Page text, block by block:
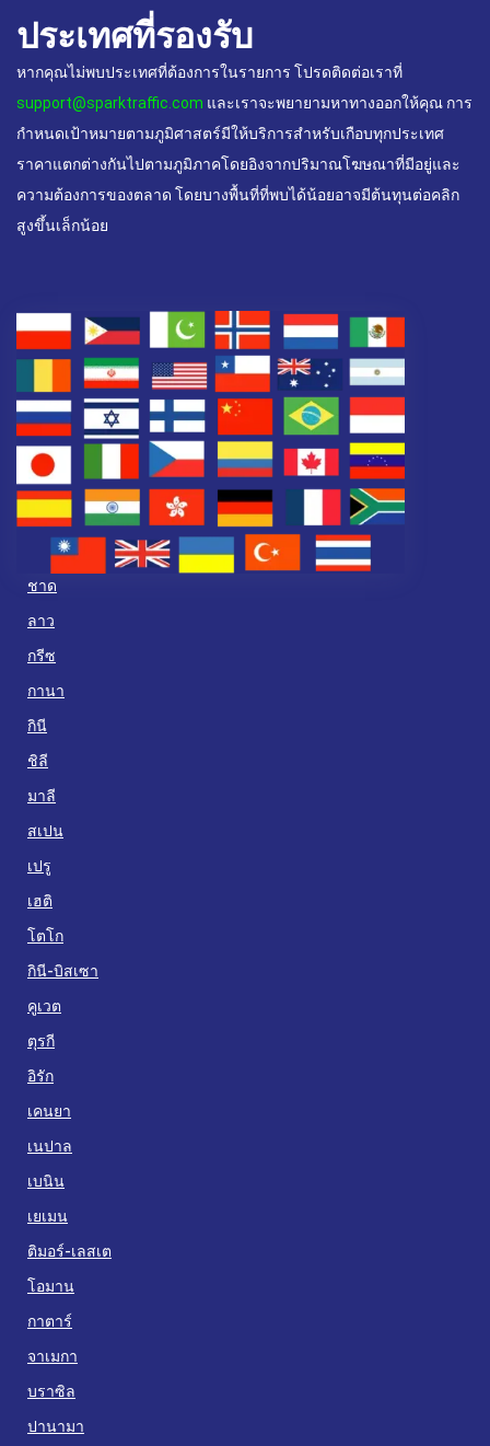
ประเทศที่รองรับ
หากคุณไม่พบประเทศที่ต้องการในรายการ โปรดติดต่อเราที่
support@sparktraffic.com และเราจะพยายามหาทางออกให้คุณ การ
กำหนดเป้าหมายตามภูมิศาสตร์มีให้บริการสำหรับเกือบทุกประเทศ
ราคาแตกต่างกันไปตามภูมิภาคโดยอิงจากปริมาณโฆษณาที่มีอยู่และ
ความต้องการของตลาด โดยบางพื้นที่ที่พบได้น้อยอาจมีต้นทุนต่อคลิก
สูงขึ้นเล็กน้อย
ชาด
ลาว
กรีซ
กานา
กินี
ชิลี
มาลี
สเปน
เปรู
เฮติ
โตโก
กินี-บิสเซา
คูเวต
ตุรกี
อิรัก
เคนยา
เนปาล
เบนิน
เยเมน
ติมอร์-เลสเต
โอมาน
กาตาร์
จาเมกา
บราซิล
ปานามา